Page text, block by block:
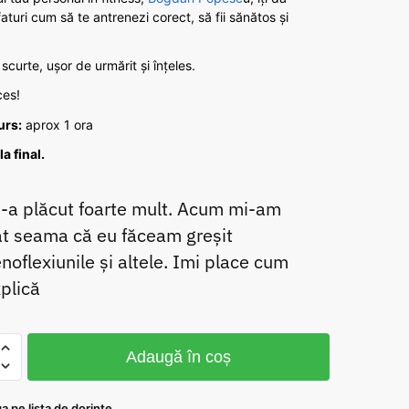
cum să te antrenezi corect, să fii sănătos și
ușor de urmărit și înțeles.
aprox 1 ora
final.
a plăcut foarte mult. Acum mi-am
seama că eu făceam greșit
și altele. Imi place cum
Adaugă în coș